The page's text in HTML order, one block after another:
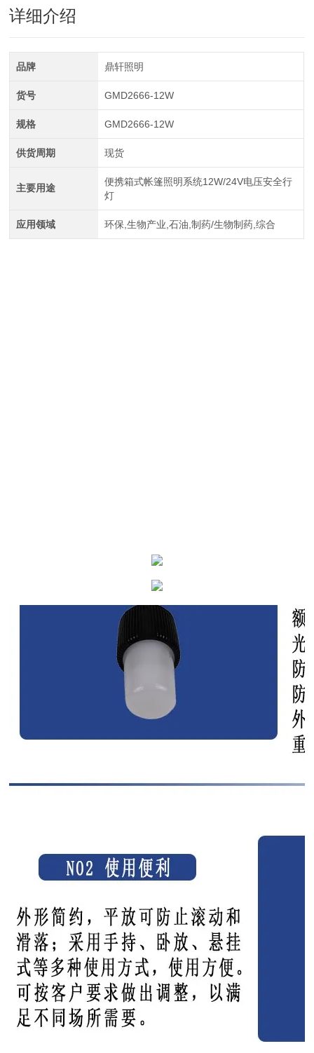
详细介绍
品牌 鼎轩照明
货号 GMD2666-12W
规格 GMD2666-12W
供货周期 现货
主要用途
便携箱式帐篷照明系统12W/24V电压安全行
灯
应用领域 环保,生物产业,石油,制药/生物制药,综合